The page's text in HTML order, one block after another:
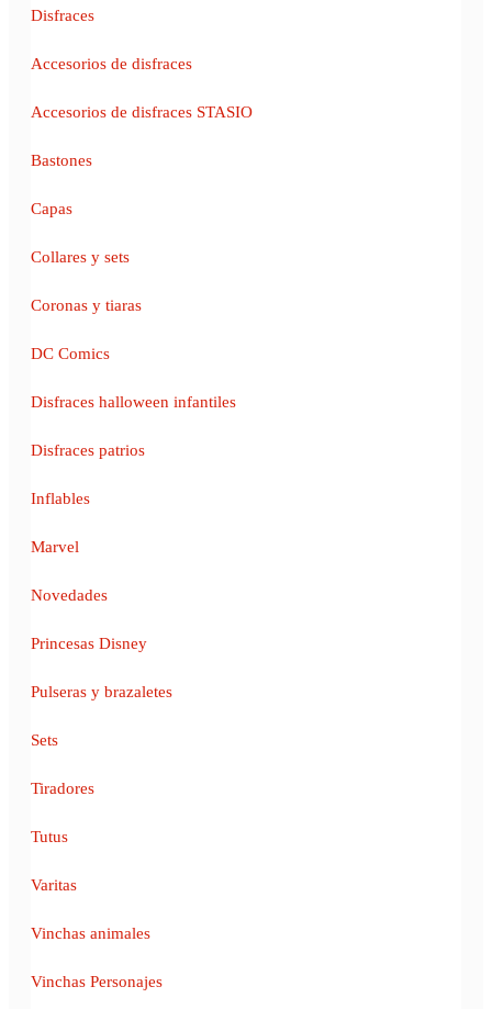
Disfraces
Accesorios de disfraces
Accesorios de disfraces STASIO
Bastones
Capas
Collares y sets
Coronas y tiaras
DC Comics
Disfraces halloween infantiles
Disfraces patrios
Inflables
Marvel
Novedades
Princesas Disney
Pulseras y brazaletes
Sets
Tiradores
Tutus
Varitas
Vinchas animales
Vinchas Personajes